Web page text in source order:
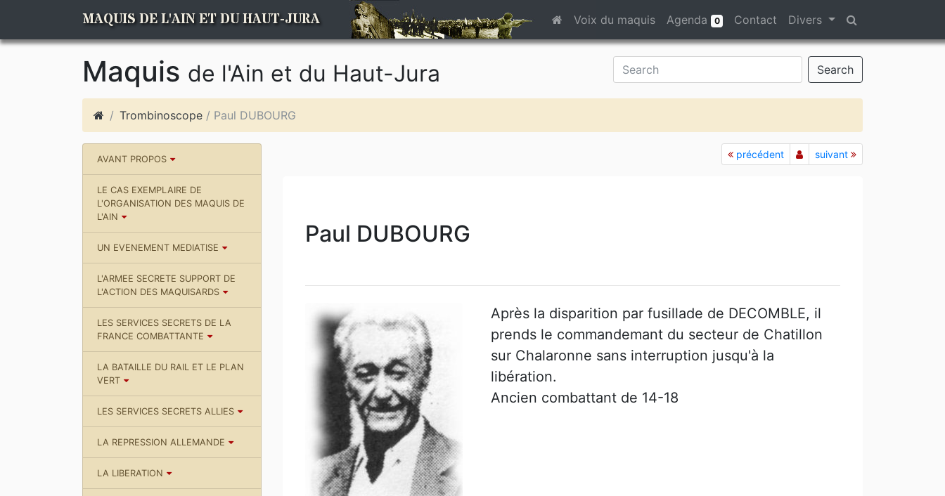
MAQUIS DE L'AIN ET DU HAUT-JURA Voix du maquis Agenda 0 Contact Divers
Search
Maquis de l'Ain et du Haut-Jura
Trombinoscope / Paul DUBOURG
AVANT PROPOS
LE CAS EXEMPLAIRE DE
L'ORGANISATION DES MAQUIS DE
L'AIN
UN EVENEMENT MEDIATISE
L'ARMEE SECRETE SUPPORT DE
L'ACTION DES MAQUISARDS
LES SERVICES SECRETS DE LA
FRANCE COMBATTANTE
LA BATAILLE DU RAIL ET LE PLAN
VERT
LES SERVICES SECRETS ALLIES
LA REPRESSION ALLEMANDE
LA LIBERATION
précédent suivant
Paul DUBOURG
Après la disparition par fusillade de DECOMBLE, il
prends le commandemant du secteur de Chatillon
sur Chalaronne sans interruption jusqu'à la
libération.
Ancien combattant de 14-18